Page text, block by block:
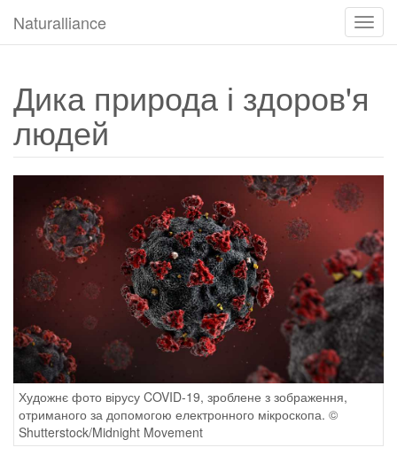
Naturalliance
Дика природа і здоров'я
людей
Художнє фото вірусу COVID-19, зроблене з зображення,
отриманого за допомогою електронного мікроскопа. ©
Shutterstock/Midnight Movement